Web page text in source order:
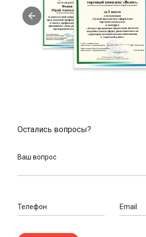
купите недорого, не переплачивая
комиссии.
Мы реализовали качественный
нас выгодно и комфортно делать
удобным способом и оформлять
удобный. У нас есть доставка в
пунктах выдачи товара в вашем городе.
Остались вопросы?
Ваш вопрос
Телефон Email